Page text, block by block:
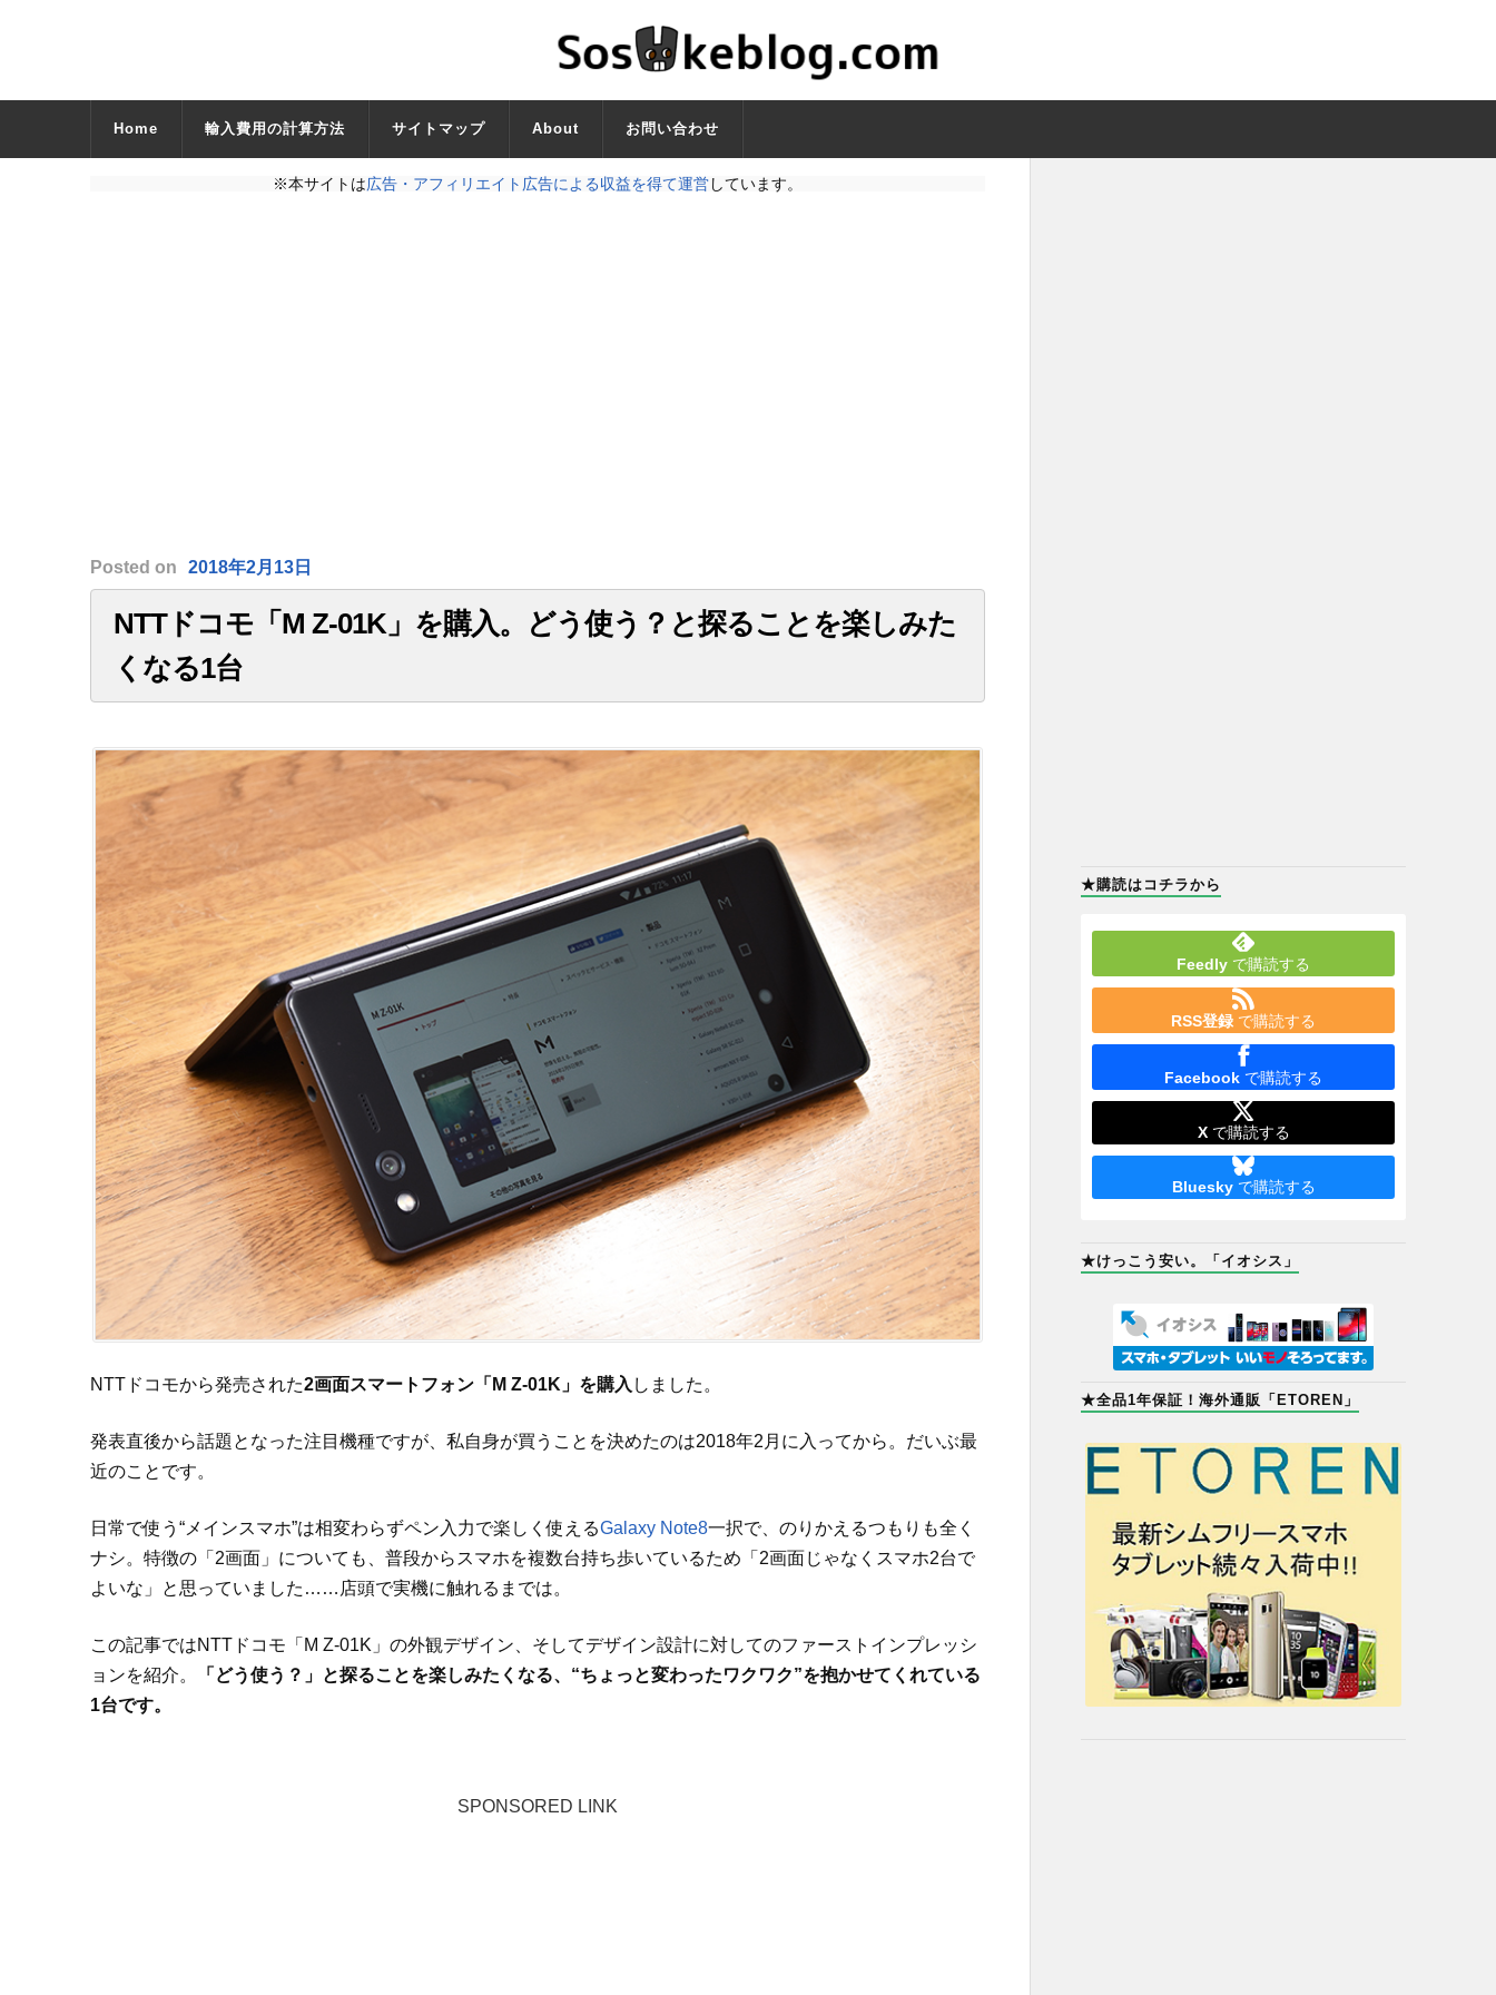
Home 輸入費用の計算方法 サイトマップ About お問い合わせ
※本サイトは広告・アフィリエイト広告による収益を得て運営しています。
Posted on 2018年2月13日
NTTドコモ「M Z-01K」を購入。どう使う？と探ることを楽しみた
くなる1台
NTTドコモから発売された2画面スマートフォン「M Z-01K」を購入 しました。
発表直後から話題となった注目機種ですが、私自身が買うことを決めたのは2018年2月に入ってから。だいぶ最
近のことです。
日常で使う“メインスマホ”は相変わらずペン入力で楽しく使えるGalaxy Note8一択で、のりかえるつもりも全く
ナシ。特徴の「2画面」についても、普段からスマホを複数台持ち歩いているため「2画面じゃなくスマホ2台で
よいな」と思っていました……店頭で実機に触れるまでは。
この記事ではNTTドコモ「M Z-01K」の外観デザイン、そしてデザイン設計に対してのファーストインプレッシ
ョンを紹介。
「どう使う？」と探ることを楽しみたくなる、“ちょっと変わったワクワク”を抱かせてくれている
1台です。
SPONSORED LINK
★購読はコチラから
Feedly で購読する
RSS登録 で購読する
Facebook で購読する
Xで購読する
Blueskyで購読する
★けっこう安い。「イオシス」
★全品1年保証！海外通販「ETOREN」